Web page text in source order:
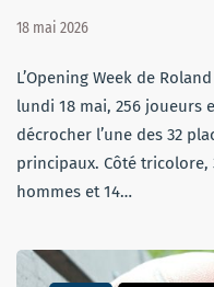
18 mai 2026
L’Opening Week de
lundi 18 mai, 256 joueurs
décrocher l’une des 32
principaux. Côté tricolore,
hommes et 14…